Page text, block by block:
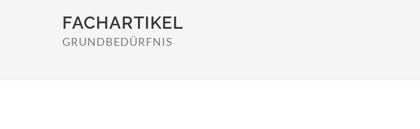
FACHARTIKEL
GRUNDBEDÜRFNIS